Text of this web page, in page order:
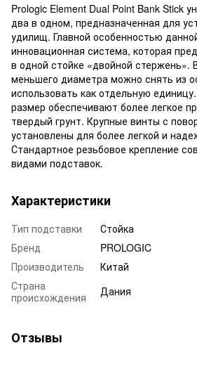
Prologic Element Dual Point Bank Stick
два в одном, предназначенная для
удилищ. Главной особенностью
инновационная система, которая
в одной стойке «двойной стержень».
меньшего диаметра можно снять из
использовать как отдельную
размер обеспечивают более легкое
твердый грунт. Крупные винты с
установлены для более легкой и
Стандартное резьбовое крепление
видами подставок.
Характеристики
Тип подставки
Стойка
Бренд
PROLOGIC
Производитель
Китай
Страна
происхождения
Дания
Отзывы